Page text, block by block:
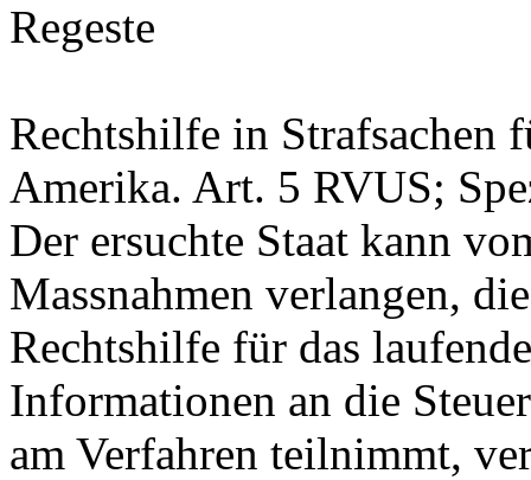
Regeste
Rechtshilfe in Strafsachen
Amerika. Art. 5 RVUS;
Der ersuchte Staat kann
Massnahmen verlangen,
Rechtshilfe für das
Informationen an die
am Verfahren teilnimmt,